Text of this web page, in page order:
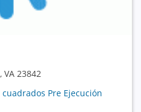
23842
Pre Ejecución